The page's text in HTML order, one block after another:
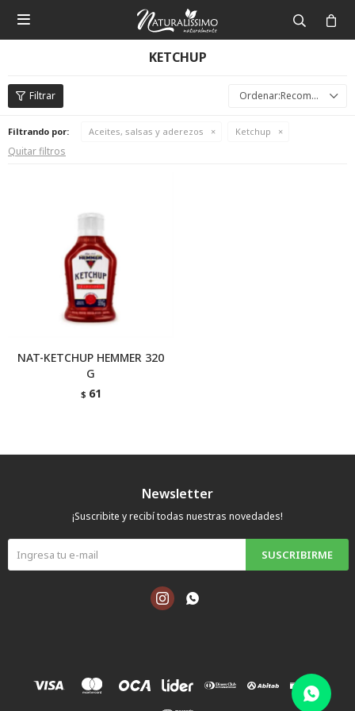

KETCHUP
Recomendados
Filtrando por: Aceites, salsas y aderezos Ketchup
Quitar filtros
NAT-KETCHUP HEMMER 320
G
$ 61
Newsletter
¡Suscribite y recibí todas nuestras novedades!
SUSCRIBIRME
 